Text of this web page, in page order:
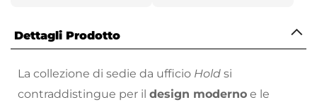
Dettagli Prodotto
La collezione di sedie da ufficio Hold si
contraddistingue per il design moderno e le